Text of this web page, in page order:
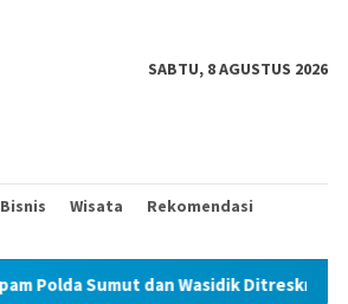
SABTU, 8 AGUSTUS 2026
Bisnis Wisata
Rekomendasi
Wasidik Ditreskrimum Diduga